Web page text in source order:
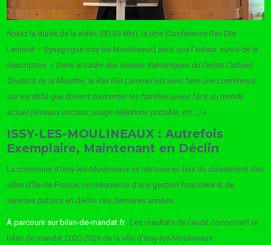
Notez la durée de la vidéo (00:59:48s), le titre (Conférence Rav Elie
Lemmel – Synagogue Issy les Moulineaux) ainsi que l’auteur, suivis de la
description :« Dans le cadre des soirées thématiques du Centre Culturel
Deutsch de la Meurthe, le Rav Elie Lemmel est venu faire une conférence
sur les défis que doivent surmonter les familles juives face au monde
actuel (réseaux sociaux, usage téléphone portable, etc…) ».
ISSY-LES-MOULINEAUX : Autrefois
Exemplaire, Maintenant en Déclin
La commune d’Issy-les-Moulineaux se retrouve en bas du classement des
villes d’Île-de-France, conséquence d’une gestion financière et de
services publics en déclin ces dernières années.
À parcourir sur bilan-de-mandat.fr: Les résultats de l’audit concernant le
bilan de mandat 2020-2026 de la ville d’Issy-les-Moulineaux.